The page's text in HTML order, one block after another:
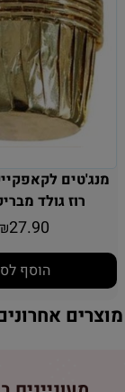
רוז גולד
27.90
הוסף
מוצרים